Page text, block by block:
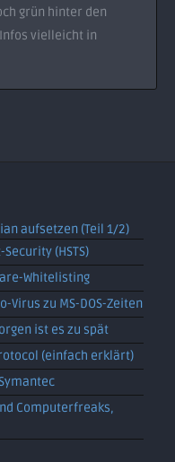
grün hinter den
vielleicht in
aufsetzen (Teil 1/2)
(HSTS)
Whitelisting
Virus zu MS-DOS-Zeiten
ist es zu spät
(einfach erklärt)
Computerfreaks,